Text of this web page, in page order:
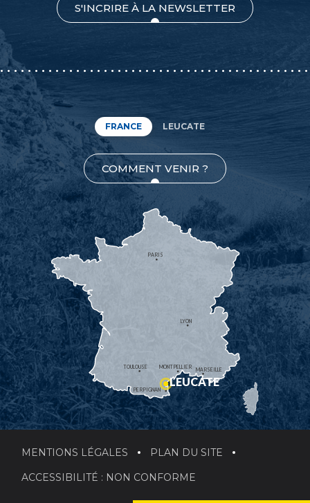
S'INCRIRE À LA NEWSLETTER
FRANCE LEUCATE
COMMENT VENIR ?
MONTPELLIER
PERPIGNAN
MARSEILLE
TOULOUSE
LYON
PARIS
LEUCATE
MENTIONS LÉGALES PLAN DU SITE
ACCESSIBILITÉ : NON CONFORME